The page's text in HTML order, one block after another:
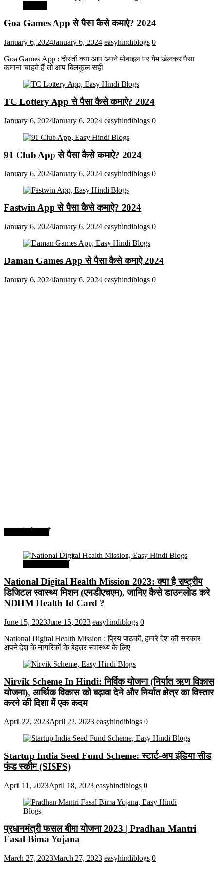
Goa Games App से पैसा कैसे कमाऐ? 2024
January 6, 2024January 6, 2024 easyhindiblogs 0
Goa Games App : दोस्तों क्या आप अपने मोबाइल पर गेम खेलकर पैसा
कमाना चाहते हैं तो आप बिलकुल सही
TC Lottery App से पैसा कैसे कमाऐ? 2024
January 6, 2024January 6, 2024 easyhindiblogs 0
91 Club App से पैसा कैसे कमाऐ? 2024
January 6, 2024January 6, 2024 easyhindiblogs 0
Fastwin App से पैसा कैसे कमाऐ? 2024
January 6, 2024January 6, 2024 easyhindiblogs 0
Daman Games App से पैसा कैसे कमाऐ 2024
January 6, 2024January 6, 2024 easyhindiblogs 0
National Digital Health Mission 2023: क्या है राष्ट्रीय
डिजिटल स्वास्थ्य मिशन (एनडीएचएम), जानिए कैसे डाउनलोड करे
NDHM Health Id Card ?
June 15, 2023June 15, 2023 easyhindiblogs 0
National Digital Health Mission : प्रिय पाठकों, हमारे देश की सरकार
अपने देश के नागरिकों के बेहतर स्वास्थ्य के लिए
Nirvik Scheme In Hindi: निर्विक योजना (निर्यात ऋण विकास
योजना), आर्थिक विकास को बढ़ावा देने और निर्यात क्षेत्र का विस्तार
करने की दिशा में एक कदम
April 22, 2023April 22, 2023 easyhindiblogs 0
Startup India Seed Fund Scheme: स्टार्ट-अप इंडिया सीड
फंड स्कीम (SISFS)
April 11, 2023April 18, 2023 easyhindiblogs 0
प्रधानमंत्री फसल बीमा योजना 2023 | Pradhan Mantri
Fasal Bima Yojana
March 27, 2023March 27, 2023 easyhindiblogs 0